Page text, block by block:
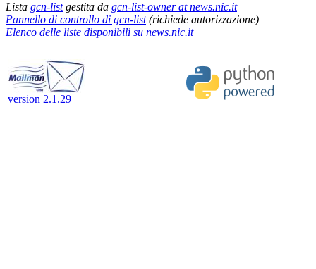
Lista gcn-listgestita da gcn-list-owner at news.nic.it
Pannello di controllo di gcn-list(richiede autorizzazione)
Elenco delle liste disponibili su news.nic.it
version 2.1.29